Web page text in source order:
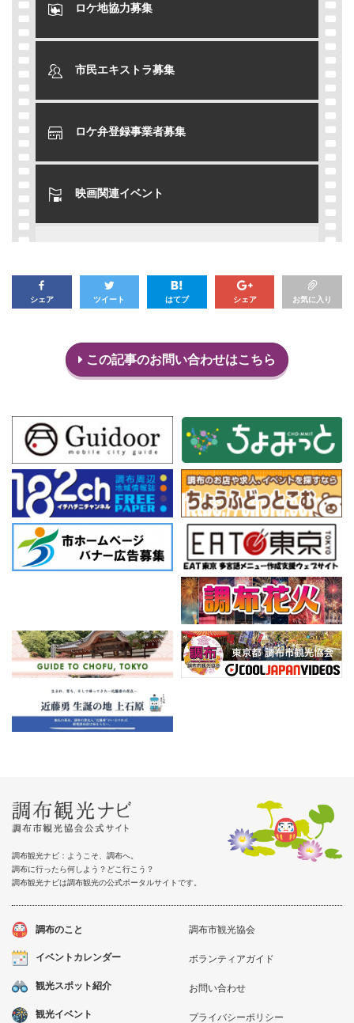
ロケ地協力募集
市民エキストラ募集
ロケ弁登録事業者募集
映画関連イベント
シェア ツイート はてブ シェア お気に入り
この記事のお問い合わせはこちら
調布観光ナビ：ようこそ、調布へ。
調布に行ったら何しよう？どこ行こう？
調布観光ナビは調布観光の公式ポータルサイトです。
調布のこと
イベントカレンダー
観光スポット紹介
観光イベント
調布市観光協会
ボランティアガイド
お問い合わせ
プライバシーポリシー